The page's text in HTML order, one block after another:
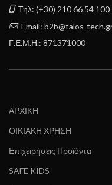
Τηλ: (+30) 210 66 54 100
Email: b2b@talos-
Γ.Ε.Μ.Η.: 871371000
ΑΡΧΙΚΗ
ΟΙΚΙΑΚΗ ΧΡΗΣΗ
Επιχειρήσεις Προϊόντα
SAFE KIDS